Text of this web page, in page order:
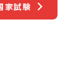
家試験